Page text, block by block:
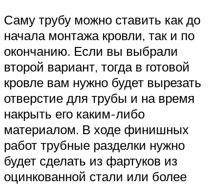
Саму трубу можно ставить как до
начала монтажа кровли, так и по
окончанию. Если вы выбрали
второй вариант, тогда в готовой
кровле вам нужно будет вырезать
отверстие для трубы и на время
накрыть его каким-либо
материалом. В ходе финишных
работ трубные разделки нужно
будет сделать из фартуков из
оцинкованной стали или более